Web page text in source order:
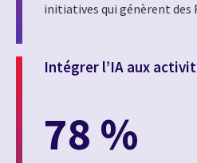
initiatives qui génèrent des
Intégrer l’IA aux
78 %